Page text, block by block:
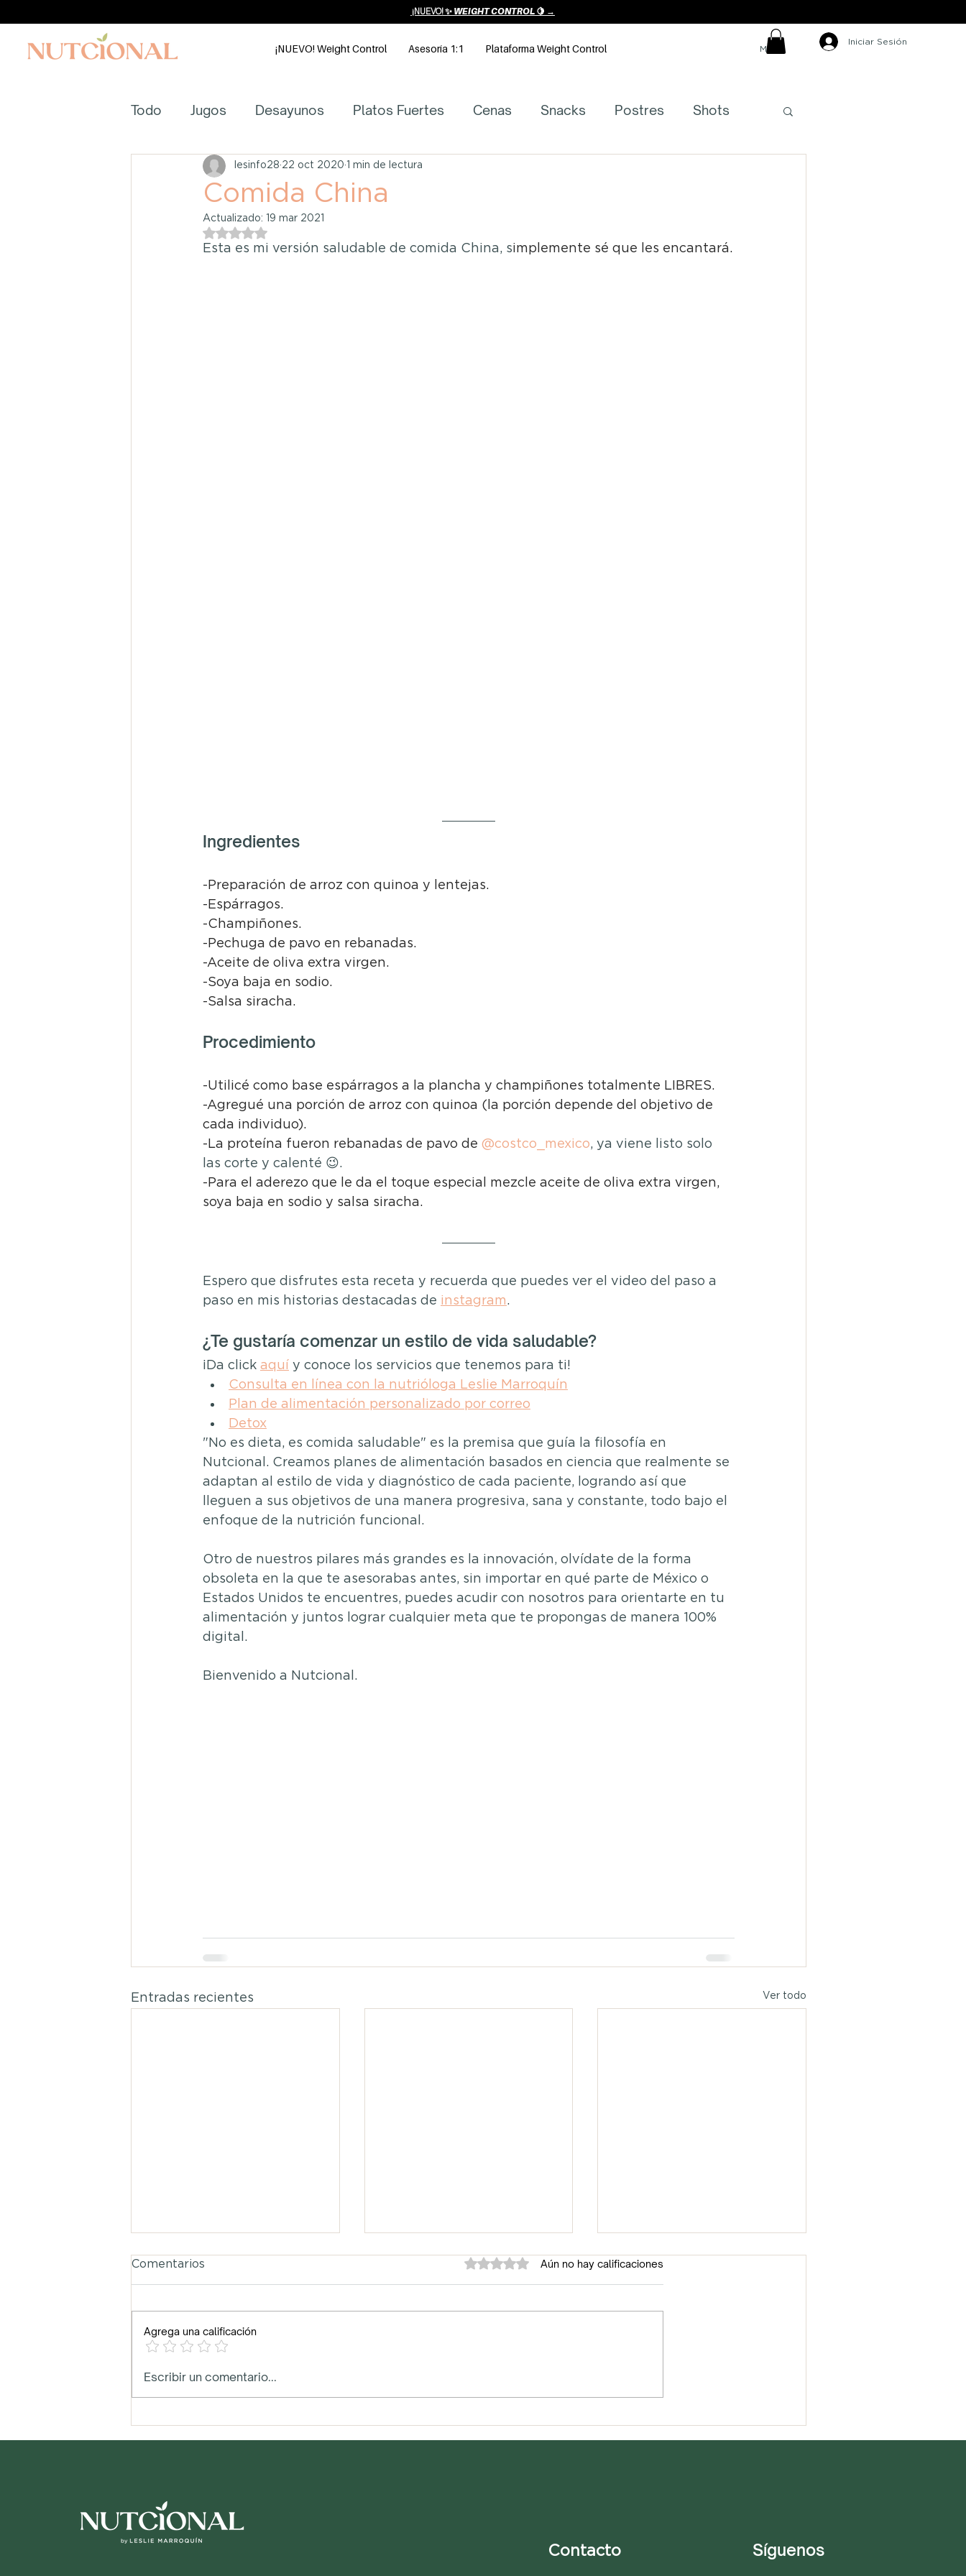
¡NUEVO! Weight Control Asesoría 1:1 Plataforma Weight Control MXN ($)
Iniciar Sesión
¡NUEVO! ✨ WEIGHT CONTROL 🍋 →
Todo Jugos Desayunos Platos Fuertes Cenas Snacks Postres Shots
Licuados Tés Ensaladas Artículos de Nutrición y Salud
Complementos Aguas
Comida China
lesinfo28 22 oct 2020 1 min de lectura
Actualizado: 19 mar 2021
Obtuvo NaN de 5 estrellas.
Esta es mi versión saludable de comida China, simplemente sé que les encantará.
Ingredientes
-Preparación de arroz con quinoa y lentejas.
-Espárragos.
-Champiñones.
-Pechuga de pavo en rebanadas.
-Aceite de oliva extra virgen.
-Soya baja en sodio.
-Salsa siracha.
Procedimiento
-Utilicé como base espárragos a la plancha y champiñones totalmente LIBRES.
-Agregué una porción de arroz con quinoa (la porción depende del objetivo de
cada individuo).
-La proteína fueron rebanadas de pavo de @costco_mexico, ya viene listo solo
las corte y calenté 😉.
-Para el aderezo que le da el toque especial mezcle aceite de oliva extra virgen,
soya baja en sodio y salsa siracha.
Espero que disfrutes esta receta y recuerda que puedes ver el video del paso a
paso en mis historias destacadas de instagram.
¿Te gustaría comenzar un estilo de vida saludable?
¡Da click aquí y conoce los servicios que tenemos para ti!
Consulta en línea con la nutrióloga Leslie Marroquín
Plan de alimentación personalizado por correo
Detox
"No es dieta, es comida saludable" es la premisa que guía la filosofía en
Nutcional. Creamos planes de alimentación basados en ciencia que realmente se
adaptan al estilo de vida y diagnóstico de cada paciente, logrando así que
lleguen a sus objetivos de una manera progresiva, sana y constante, todo bajo el
enfoque de la nutrición funcional.
Otro de nuestros pilares más grandes es la innovación, olvídate de la forma
obsoleta en la que te asesorabas antes, sin importar en qué parte de México o
Estados Unidos te encuentres, puedes acudir con nosotros para orientarte en tu
alimentación y juntos lograr cualquier meta que te propongas de manera 100%
digital.
Bienvenido a Nutcional.
Entradas recientes Ver todo
Snack digestivo
Comentarios Obtuvo 0 de 5 estrellas.
Aún no hay calificaciones
Agrega una calificación
Escribir un comentario...
Contacto Síguenos